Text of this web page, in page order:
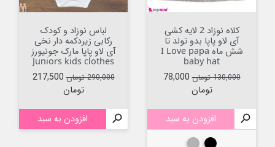
کلاه نوزاد 2 لایه کشی
آی لاو پاپا بدو تولد تا
شش ماه I Love papa
baby hat
قیمت عادی
130,000 تومان قیمت
78,000
تومان

افزودن به سبد
مشکیطوسی
لباس نوزاد و کودک
رکابی زیردکمه دار نخی
آی لاو پاپا مارک جونیورز
Juniors kids clothes
قیمت عادی
290,000 تومان قیمت
217,500
تومان
 افزودن به سبد